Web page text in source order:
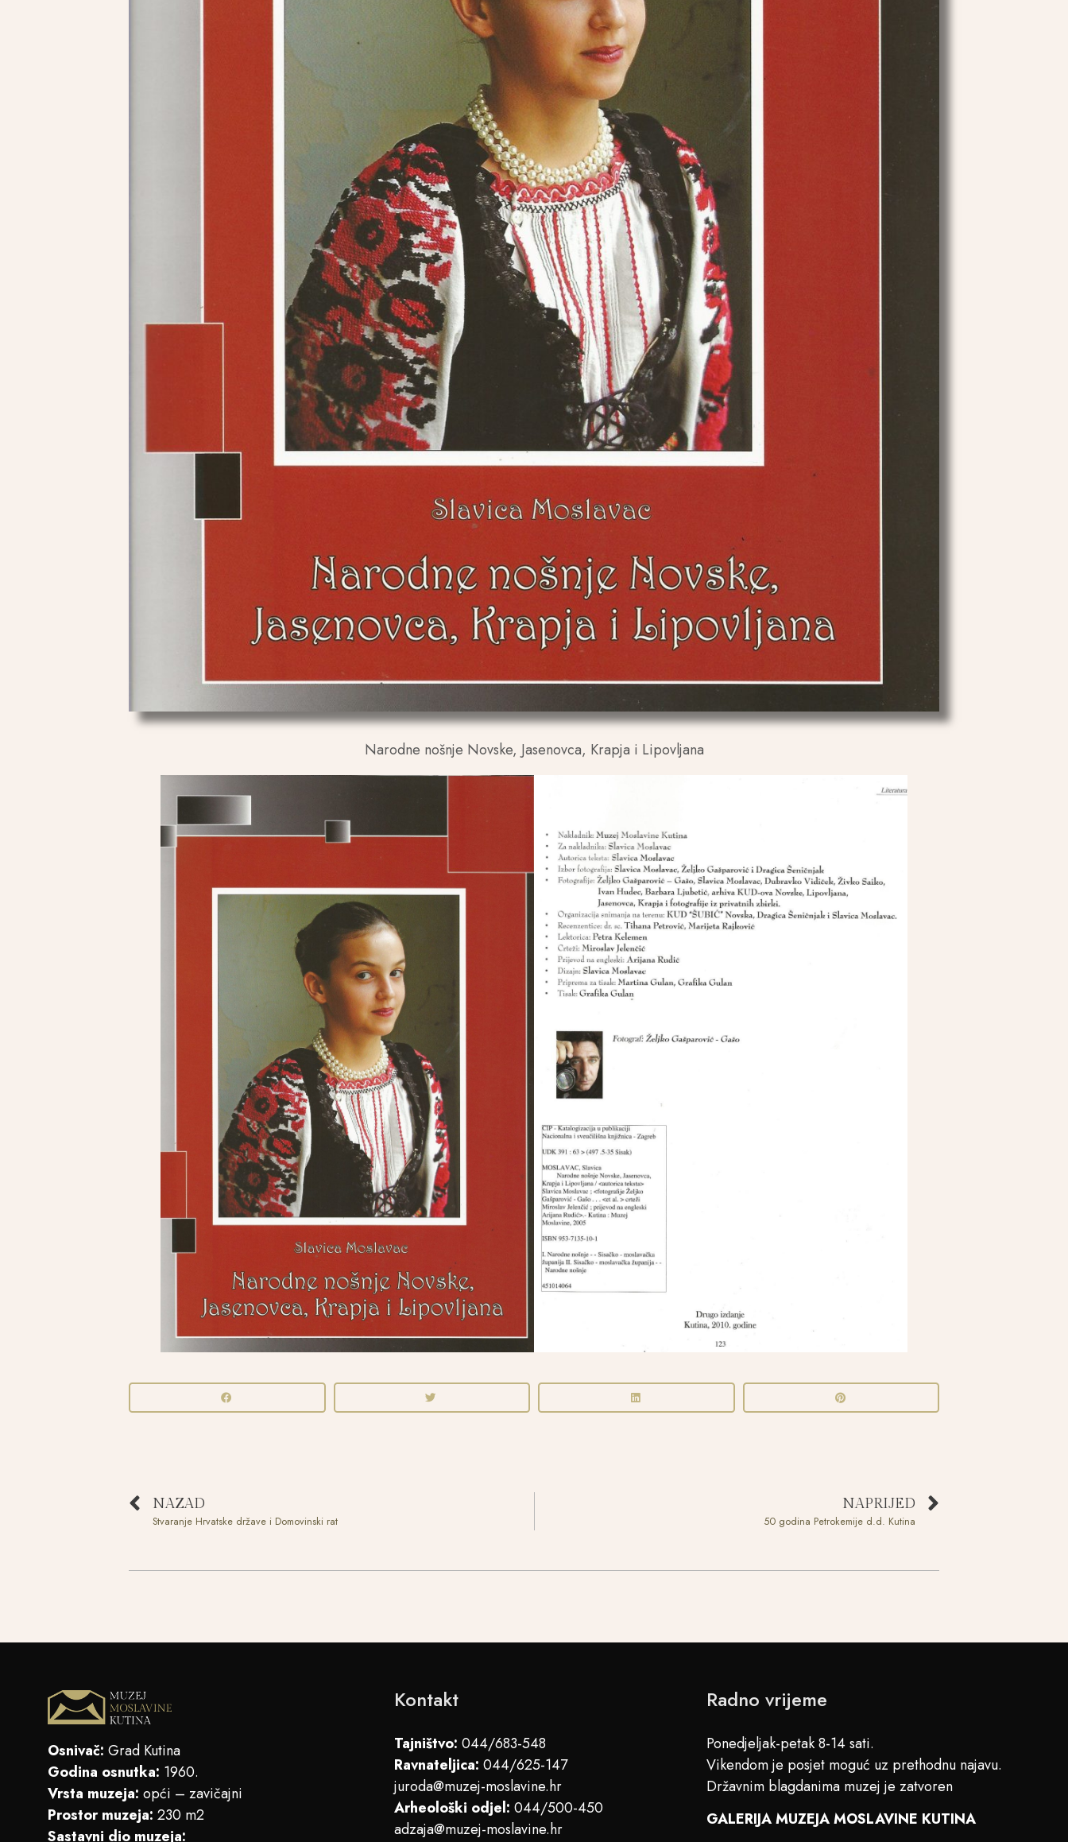
Narodne nošnje Novske, Jasenovca, Krapja i Lipovljana
NAZAD
Stvaranje Hrvatske države i Domovinski rat
NAPRIJED
50 godina Petrokemije d.d. Kutina
Osnivač: Grad Kutina
Godina osnutka: 1960.
Vrsta muzeja: opći – zavičajni
Prostor muzeja: 230 m2
Sastavni dio muzeja:
Kontakt
Tajništvo: 044/683-548
Ravnateljica: 044/625-147
juroda@muzej-moslavine.hr
Arheološki odjel: 044/500-450
adzaja@muzej-moslavine.hr
Radno vrijeme
Ponedjeljak-petak 8-14 sati.
Vikendom je posjet moguć uz prethodnu najavu.
Državnim blagdanima muzej je zatvoren
GALERIJA MUZEJA MOSLAVINE KUTINA